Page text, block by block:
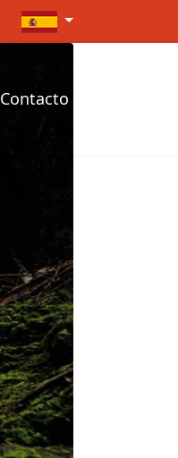
Seleccione su idioma
Contacto